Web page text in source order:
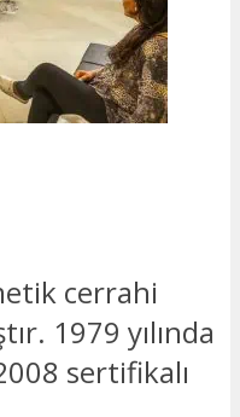
cerrahi
1979 yılında
sertifikalı